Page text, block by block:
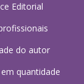
Editorial
do autor
quantidade